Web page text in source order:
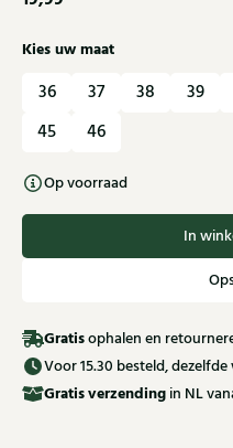
Kies uw maat
36 37 38 39
45
46
Op voorraad
In
Gratisophalen en
Voor 15.30 besteld,
Gratisverzending in NL